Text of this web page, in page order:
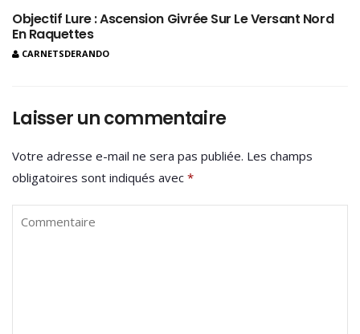
Objectif Lure : Ascension Givrée Sur Le Versant Nord
En Raquettes
CARNETSDERANDO
Laisser un commentaire
Votre adresse e-mail ne sera pas publiée. Les champs
obligatoires sont indiqués avec *